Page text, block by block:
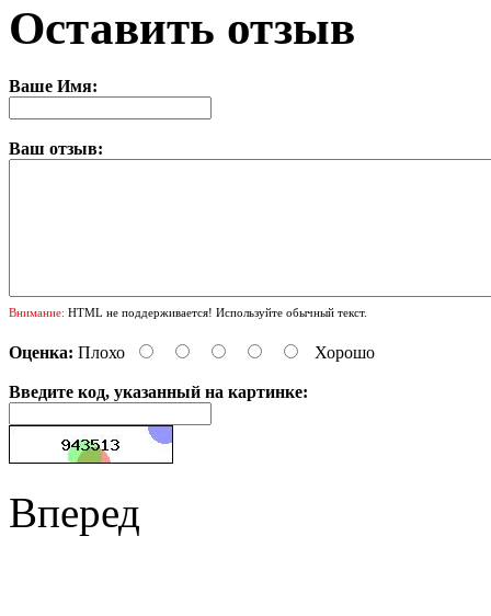
Оставить отзыв
Ваше Имя:
Ваш отзыв:
Внимание: HTML не поддерживается! Используйте обычный текст.
Оценка: Плохо Хорошо
Введите код, указанный на картинке:
Вперед